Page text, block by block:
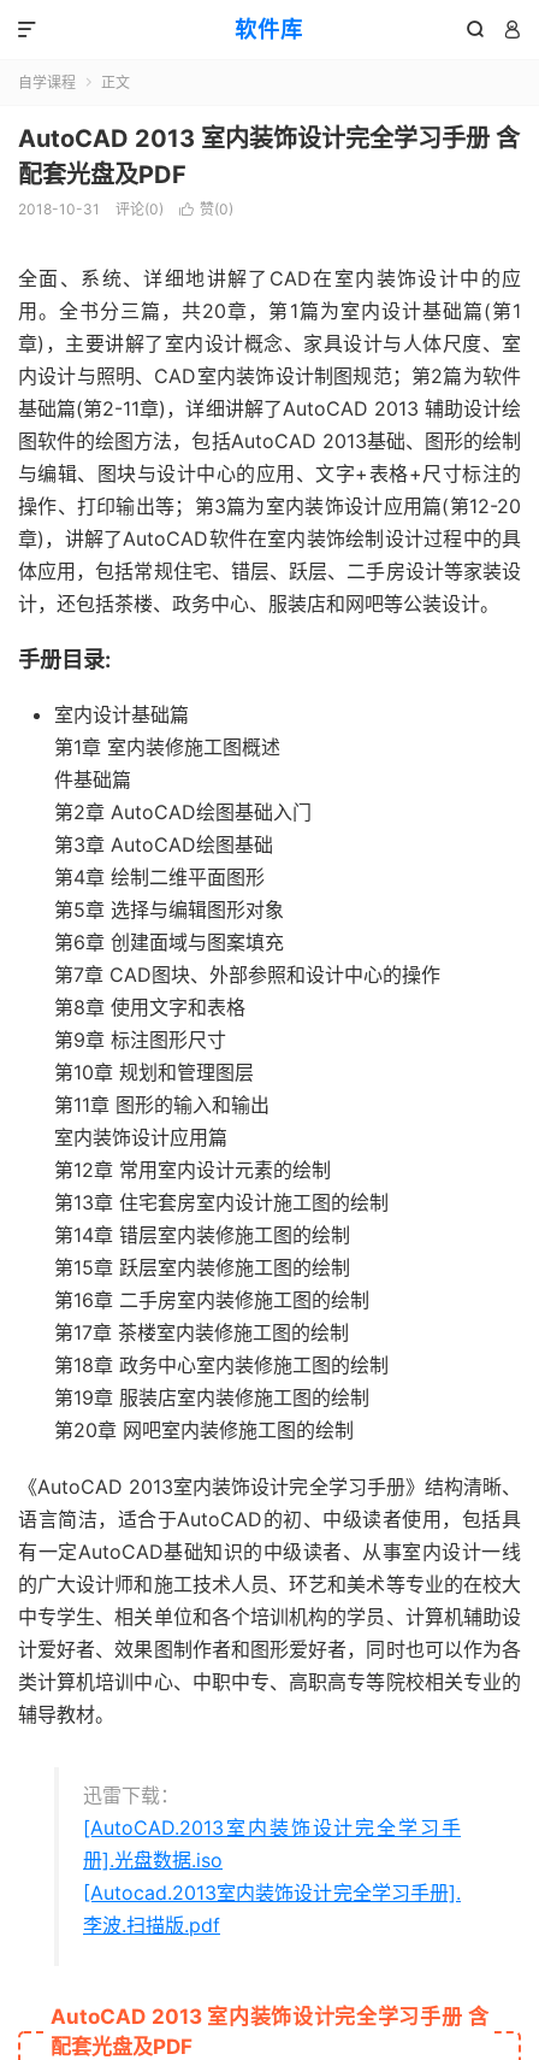
软件库  

自学课程  正文
AutoCAD 2013 室内装饰设计完全学习手册 含
配套光盘及PDF
2018-10-31 评论(0)  赞(0)
全面、系统、详细地讲解了CAD在室内装饰设计中的应
用。全书分三篇，共20章，第1篇为室内设计基础篇(第1
章)，主要讲解了室内设计概念、家具设计与人体尺度、室
内设计与照明、CAD室内装饰设计制图规范；第2篇为软件
基础篇(第2-11章)，详细讲解了AutoCAD 2013 辅助设计绘
图软件的绘图方法，包括AutoCAD 2013基础、图形的绘制
与编辑、图块与设计中心的应用、文字+表格+尺寸标注的
操作、打印输出等；第3篇为室内装饰设计应用篇(第12-20
章)，讲解了AutoCAD软件在室内装饰绘制设计过程中的具
体应用，包括常规住宅、错层、跃层、二手房设计等家装设
计，还包括茶楼、政务中心、服装店和网吧等公装设计。
手册目录:
室内设计基础篇
第1章 室内装修施工图概述
件基础篇
第2章 AutoCAD绘图基础入门
第3章 AutoCAD绘图基础
第4章 绘制二维平面图形
第5章 选择与编辑图形对象
第6章 创建面域与图案填充
第7章 CAD图块、外部参照和设计中心的操作
第8章 使用文字和表格
第9章 标注图形尺寸
第10章 规划和管理图层
第11章 图形的输入和输出
室内装饰设计应用篇
第12章 常用室内设计元素的绘制
第13章 住宅套房室内设计施工图的绘制
第14章 错层室内装修施工图的绘制
第15章 跃层室内装修施工图的绘制
第16章 二手房室内装修施工图的绘制
第17章 茶楼室内装修施工图的绘制
第18章 政务中心室内装修施工图的绘制
第19章 服装店室内装修施工图的绘制
第20章 网吧室内装修施工图的绘制
《AutoCAD 2013室内装饰设计完全学习手册》结构清晰、
语言简洁，适合于AutoCAD的初、中级读者使用，包括具
有一定AutoCAD基础知识的中级读者、从事室内设计一线
的广大设计师和施工技术人员、环艺和美术等专业的在校大
中专学生、相关单位和各个培训机构的学员、计算机辅助设
计爱好者、效果图制作者和图形爱好者，同时也可以作为各
类计算机培训中心、中职中专、高职高专等院校相关专业的
辅导教材。
迅雷下载：
[AutoCAD.2013室内装饰设计完全学习手
册].光盘数据.iso
[Autocad.2013室内装饰设计完全学习手册].
李波.扫描版.pdf
AutoCAD 2013 室内装饰设计完全学习手册 含
配套光盘及PDF